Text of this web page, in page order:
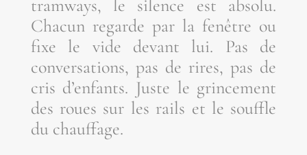
tram­ways, le silence est abso­lu.
Cha­cun regarde par la fenêtre ou
fixe le vide devant lui. Pas de
conver­sa­tions, pas de rires, pas de
cris d’enfants. Juste le grin­ce­ment
des roues sur les rails et le souffle
du chauffage.